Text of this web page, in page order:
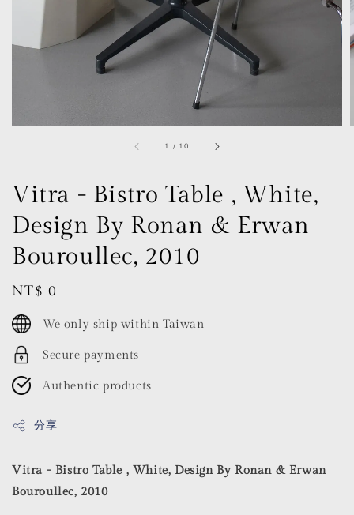
1 / 10
Vitra - Bistro Table , White,
Design By Ronan & Erwan
Bouroullec, 2010
Regular
price
NT$ 0
We only ship within Taiwan
Secure payments
Authentic products
分享
Vitra - Bistro Table , White, Design By Ronan & Erwan
Bouroullec, 2010